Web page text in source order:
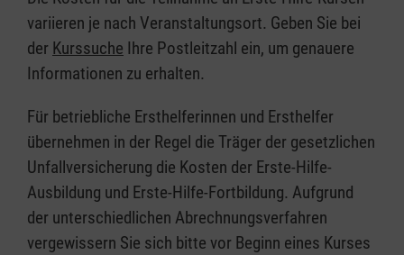
variieren je nach Veranstaltungsort. Geben Sie bei
der Kurssuche Ihre Postleitzahl ein, um genauere
Informationen zu erhalten.
Für betriebliche Ersthelferinnen und Ersthelfer
übernehmen in der Regel die Träger der gesetzlichen
Unfallversicherung die Kosten der Erste-Hilfe-
Ausbildung und Erste-Hilfe-Fortbildung. Aufgrund
der unterschiedlichen Abrechnungsverfahren
vergewissern Sie sich bitte vor Beginn eines Kurses